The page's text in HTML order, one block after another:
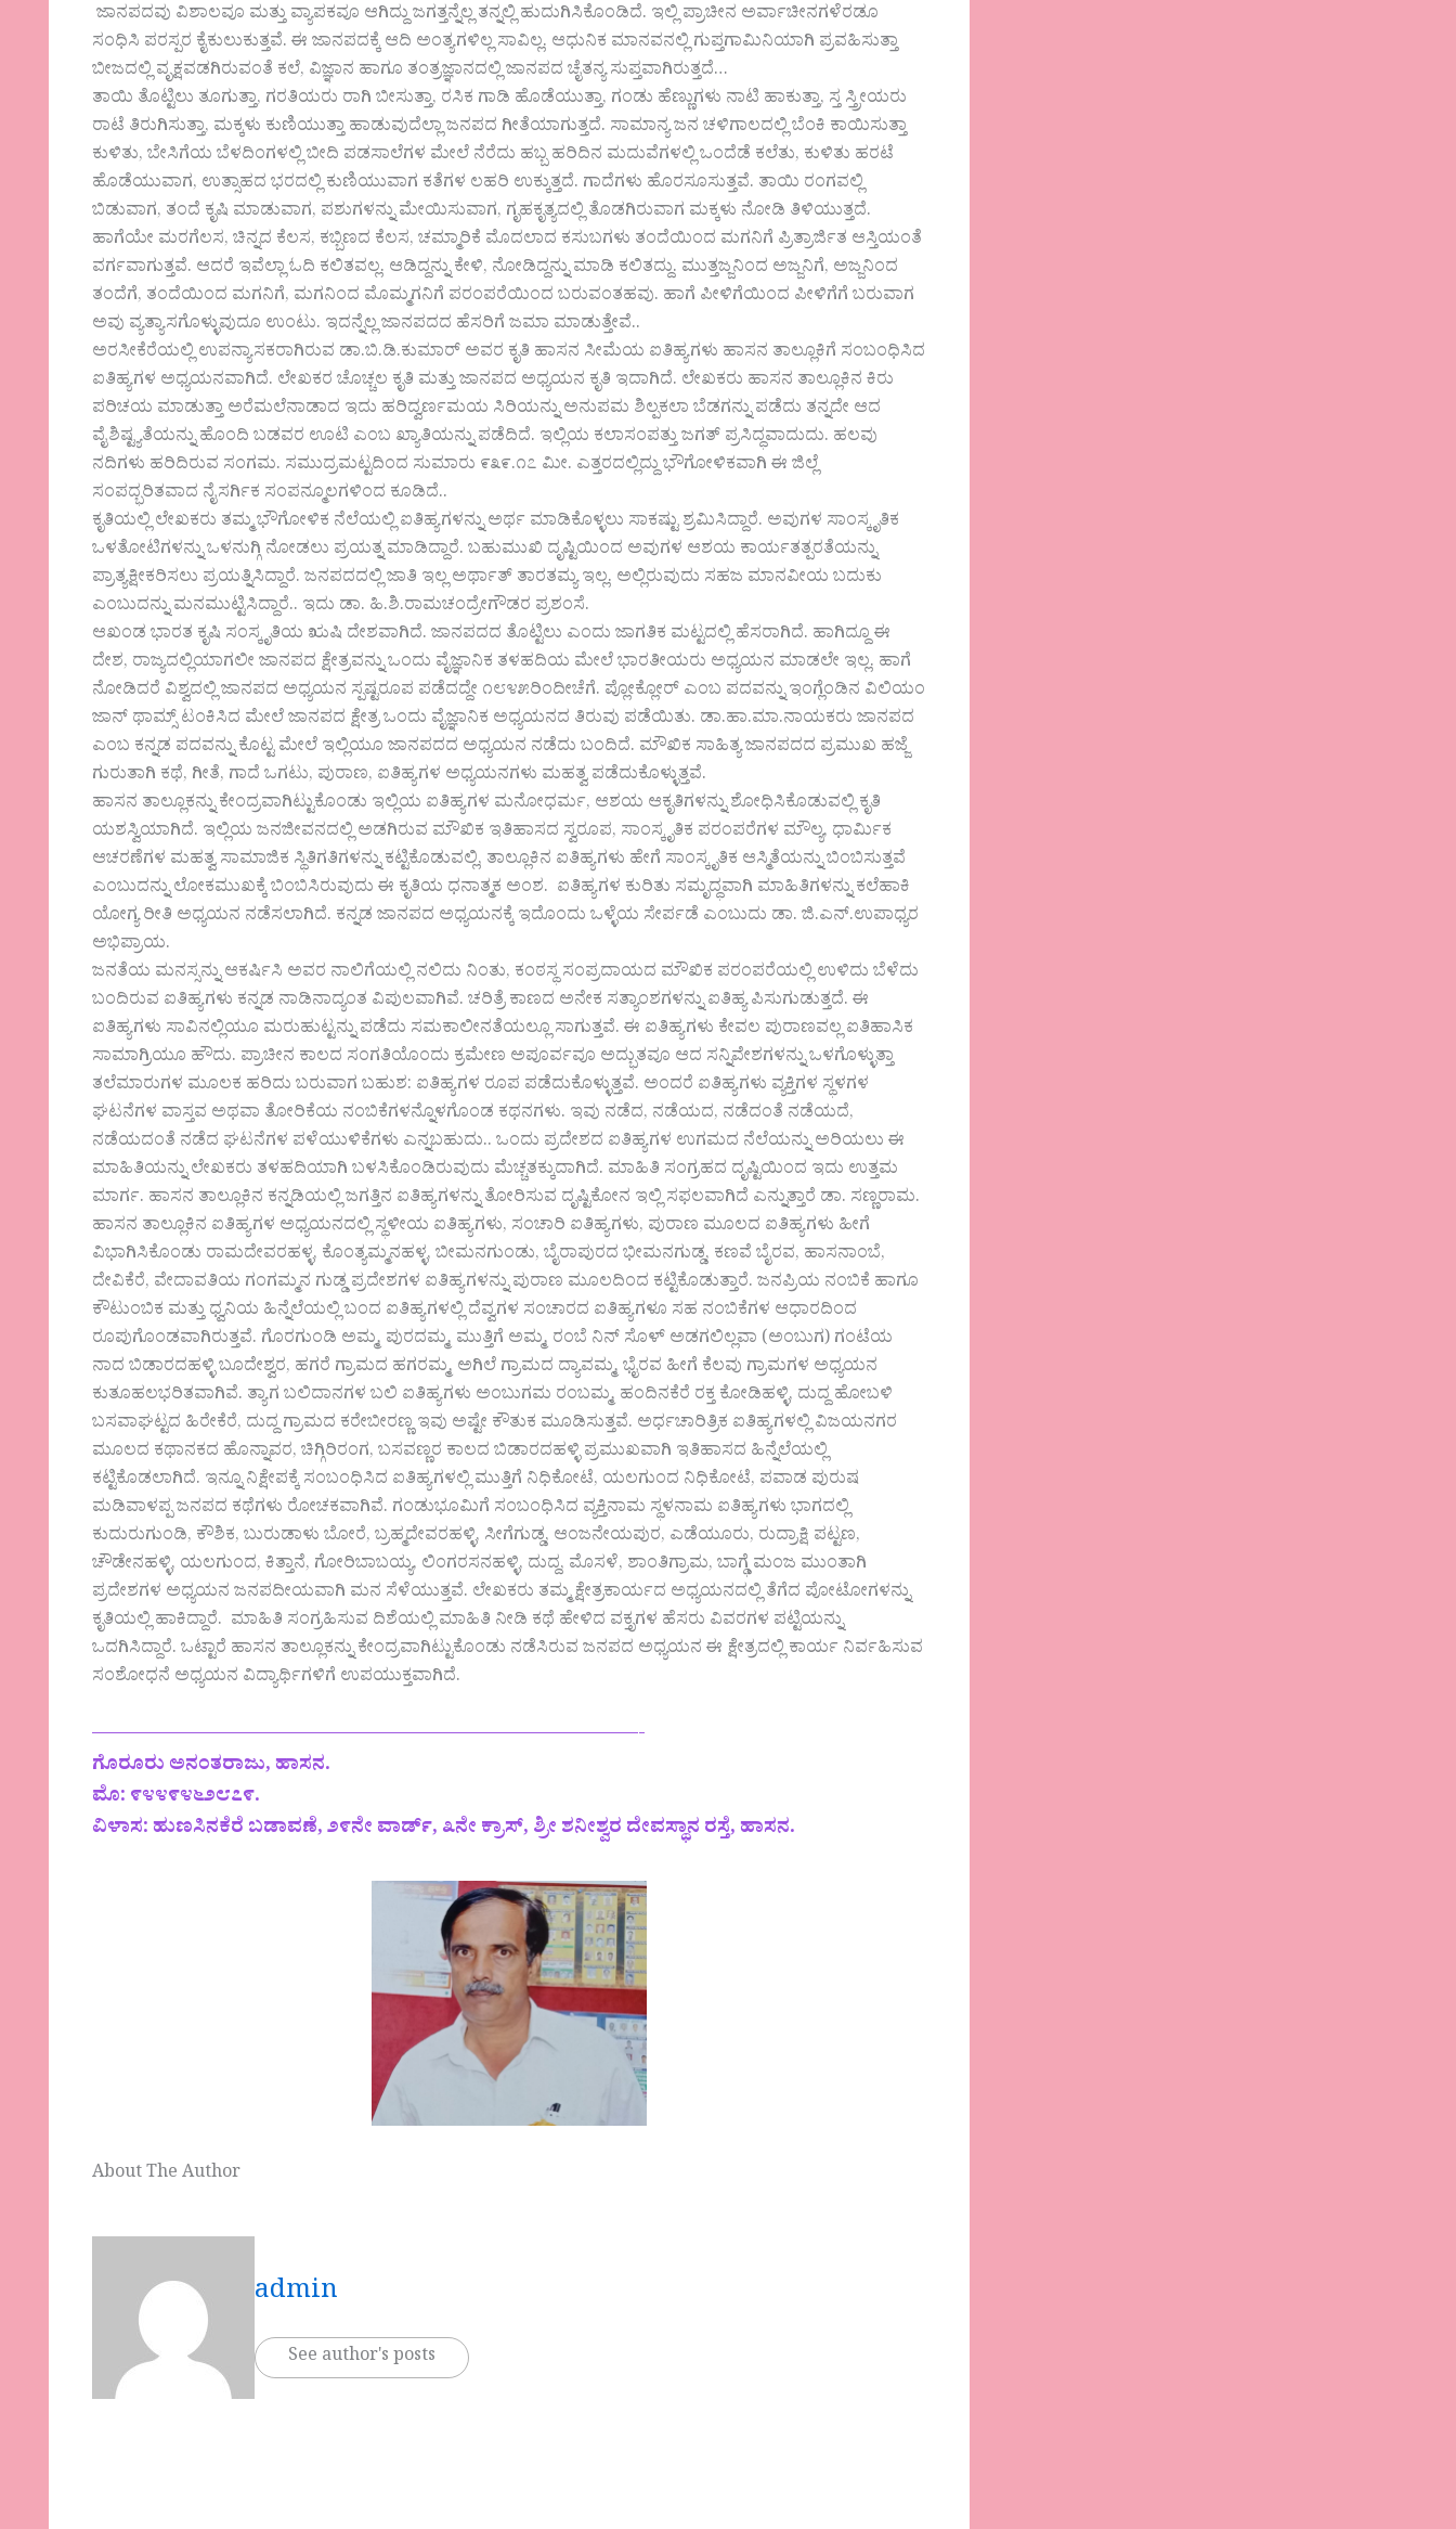
ಜಾನಪದವು ವಿಶಾಲವೂ ಮತ್ತು ವ್ಯಾಪಕವೂ ಆಗಿದ್ದು ಜಗತ್ತನ್ನೆಲ್ಲ ತನ್ನಲ್ಲಿ ಹುದುಗಿಸಿಕೊಂಡಿದೆ. ಇಲ್ಲಿ ಪ್ರಾಚೀನ ಅರ್ವಾಚೀನಗಳೆರಡೂ
ಸಂಧಿಸಿ ಪರಸ್ಪರ ಕೈಕುಲುಕುತ್ತವೆ. ಈ ಜಾನಪದಕ್ಕೆ ಆದಿ ಅಂತ್ಯಗಳಿಲ್ಲ ಸಾವಿಲ್ಲ. ಆಧುನಿಕ ಮಾನವನಲ್ಲಿ ಗುಪ್ತಗಾಮಿನಿಯಾಗಿ ಪ್ರವಹಿಸುತ್ತಾ
ಬೀಜದಲ್ಲಿ ವೃಕ್ಷವಡಗಿರುವಂತೆ ಕಲೆ, ವಿಜ್ಞಾನ ಹಾಗೂ ತಂತ್ರಜ್ಞಾನದಲ್ಲಿ ಜಾನಪದ ಚೈತನ್ಯ ಸುಪ್ತವಾಗಿರುತ್ತದೆ…
ತಾಯಿ ತೊಟ್ಟಿಲು ತೂಗುತ್ತಾ, ಗರತಿಯರು ರಾಗಿ ಬೀಸುತ್ತಾ, ರಸಿಕ ಗಾಡಿ ಹೊಡೆಯುತ್ತಾ, ಗಂಡು ಹೆಣ್ಣುಗಳು ನಾಟಿ ಹಾಕುತ್ತಾ, ಸ್ತ ಸ್ತ್ರೀಯರು
ರಾಟೆ ತಿರುಗಿಸುತ್ತಾ, ಮಕ್ಕಳು ಕುಣಿಯುತ್ತಾ ಹಾಡುವುದೆಲ್ಲಾ ಜನಪದ ಗೀತೆಯಾಗುತ್ತದೆ. ಸಾಮಾನ್ಯ ಜನ ಚಳಿಗಾಲದಲ್ಲಿ ಬೆಂಕಿ ಕಾಯಿಸುತ್ತಾ
ಕುಳಿತು, ಬೇಸಿಗೆಯ ಬೆಳದಿಂಗಳಲ್ಲಿ ಬೀದಿ ಪಡಸಾಲೆಗಳ ಮೇಲೆ ನೆರೆದು ಹಬ್ಬ ಹರಿದಿನ ಮದುವೆಗಳಲ್ಲಿ ಒಂದೆಡೆ ಕಲೆತು, ಕುಳಿತು ಹರಟೆ
ಹೊಡೆಯುವಾಗ, ಉತ್ಸಾಹದ ಭರದಲ್ಲಿ ಕುಣಿಯುವಾಗ ಕತೆಗಳ ಲಹರಿ ಉಕ್ಕುತ್ತದೆ. ಗಾದೆಗಳು ಹೊರಸೂಸುತ್ತವೆ. ತಾಯಿ ರಂಗವಲ್ಲಿ
ಬಿಡುವಾಗ, ತಂದೆ ಕೃಷಿ ಮಾಡುವಾಗ, ಪಶುಗಳನ್ನು ಮೇಯಿಸುವಾಗ, ಗೃಹಕೃತ್ಯದಲ್ಲಿ ತೊಡಗಿರುವಾಗ ಮಕ್ಕಳು ನೋಡಿ ತಿಳಿಯುತ್ತದೆ.
ಹಾಗೆಯೇ ಮರಗೆಲಸ, ಚಿನ್ನದ ಕೆಲಸ, ಕಬ್ಬಿಣದ ಕೆಲಸ, ಚಮ್ಮಾರಿಕೆ ಮೊದಲಾದ ಕಸುಬಗಳು ತಂದೆಯಿಂದ ಮಗನಿಗೆ ಪ್ರಿತ್ರಾರ್ಜಿತ ಆಸ್ತಿಯಂತೆ
ವರ್ಗವಾಗುತ್ತವೆ. ಆದರೆ ಇವೆಲ್ಲಾ ಓದಿ ಕಲಿತವಲ್ಲ. ಆಡಿದ್ದನ್ನು ಕೇಳಿ, ನೋಡಿದ್ದನ್ನು ಮಾಡಿ ಕಲಿತದ್ದು. ಮುತ್ತಜ್ಜನಿಂದ ಅಜ್ಜನಿಗೆ, ಅಜ್ಜನಿಂದ
ತಂದೆಗೆ, ತಂದೆಯಿಂದ ಮಗನಿಗೆ, ಮಗನಿಂದ ಮೊಮ್ಮಗನಿಗೆ ಪರಂಪರೆಯಿಂದ ಬರುವಂತಹವು. ಹಾಗೆ ಪೀಳಿಗೆಯಿಂದ ಪೀಳಿಗೆಗೆ ಬರುವಾಗ
ಅವು ವ್ಯತ್ಯಾಸಗೊಳ್ಳುವುದೂ ಉಂಟು. ಇದನ್ನೆಲ್ಲ ಜಾನಪದದ ಹೆಸರಿಗೆ ಜಮಾ ಮಾಡುತ್ತೇವೆ..
ಅರಸೀಕೆರೆಯಲ್ಲಿ ಉಪನ್ಯಾಸಕರಾಗಿರುವ ಡಾ.ಬಿ.ಡಿ.ಕುಮಾರ್ ಅವರ ಕೃತಿ ಹಾಸನ ಸೀಮೆಯ ಐತಿಹ್ಯಗಳು ಹಾಸನ ತಾಲ್ಲೂಕಿಗೆ ಸಂಬಂಧಿಸಿದ
ಐತಿಹ್ಯಗಳ ಅಧ್ಯಯನವಾಗಿದೆ. ಲೇಖಕರ ಚೊಚ್ಚಲ ಕೃತಿ ಮತ್ತು ಜಾನಪದ ಅಧ್ಯಯನ ಕೃತಿ ಇದಾಗಿದೆ. ಲೇಖಕರು ಹಾಸನ ತಾಲ್ಲೂಕಿನ ಕಿರು
ಪರಿಚಯ ಮಾಡುತ್ತಾ ಅರೆಮಲೆನಾಡಾದ ಇದು ಹರಿದ್ವರ್ಣಮಯ ಸಿರಿಯನ್ನು ಅನುಪಮ ಶಿಲ್ಪಕಲಾ ಬೆಡಗನ್ನು ಪಡೆದು ತನ್ನದೇ ಆದ
ವೈಶಿಷ್ಟ್ಯತೆಯನ್ನು ಹೊಂದಿ ಬಡವರ ಊಟಿ ಎಂಬ ಖ್ಯಾತಿಯನ್ನು ಪಡೆದಿದೆ. ಇಲ್ಲಿಯ ಕಲಾಸಂಪತ್ತು ಜಗತ್ ಪ್ರಸಿದ್ಧವಾದುದು. ಹಲವು
ನದಿಗಳು ಹರಿದಿರುವ ಸಂಗಮ. ಸಮುದ್ರಮಟ್ಟದಿಂದ ಸುಮಾರು ೯೩೯.೧೭ ಮೀ. ಎತ್ತರದಲ್ಲಿದ್ದು ಭೌಗೋಳಿಕವಾಗಿ ಈ ಜಿಲ್ಲೆ
ಸಂಪದ್ಭರಿತವಾದ ನೈಸರ್ಗಿಕ ಸಂಪನ್ಮೂಲಗಳಿಂದ ಕೂಡಿದೆ..
ಕೃತಿಯಲ್ಲಿ ಲೇಖಕರು ತಮ್ಮ ಭೌಗೋಳಿಕ ನೆಲೆಯಲ್ಲಿ ಐತಿಹ್ಯಗಳನ್ನು ಅರ್ಥ ಮಾಡಿಕೊಳ್ಳಲು ಸಾಕಷ್ಟು ಶ್ರಮಿಸಿದ್ದಾರೆ. ಅವುಗಳ ಸಾಂಸ್ಕೃತಿಕ
ಒಳತೋಟಿಗಳನ್ನು ಒಳನುಗ್ಗಿ ನೋಡಲು ಪ್ರಯತ್ನ ಮಾಡಿದ್ದಾರೆ. ಬಹುಮುಖಿ ದೃಷ್ಟಿಯಿಂದ ಅವುಗಳ ಆಶಯ ಕಾರ್ಯತತ್ಪರತೆಯನ್ನು
ಪ್ರಾತ್ಯಕ್ಷೀಕರಿಸಲು ಪ್ರಯತ್ನಿಸಿದ್ದಾರೆ. ಜನಪದದಲ್ಲಿ ಜಾತಿ ಇಲ್ಲ ಅರ್ಥಾತ್ ತಾರತಮ್ಯ ಇಲ್ಲ. ಅಲ್ಲಿರುವುದು ಸಹಜ ಮಾನವೀಯ ಬದುಕು
ಎಂಬುದನ್ನು ಮನಮುಟ್ಟಿಸಿದ್ದಾರೆ.. ಇದು ಡಾ. ಹಿ.ಶಿ.ರಾಮಚಂದ್ರೇಗೌಡರ ಪ್ರಶಂಸೆ.
ಆಖಂಡ ಭಾರತ ಕೃಷಿ ಸಂಸ್ಕೃತಿಯ ಋಷಿ ದೇಶವಾಗಿದೆ. ಜಾನಪದದ ತೊಟ್ಟಿಲು ಎಂದು ಜಾಗತಿಕ ಮಟ್ಟದಲ್ಲಿ ಹೆಸರಾಗಿದೆ. ಹಾಗಿದ್ದೂ ಈ
ದೇಶ, ರಾಜ್ಯದಲ್ಲಿಯಾಗಲೀ ಜಾನಪದ ಕ್ಷೇತ್ರವನ್ನು ಒಂದು ವೈಜ್ಞಾನಿಕ ತಳಹದಿಯ ಮೇಲೆ ಭಾರತೀಯರು ಅಧ್ಯಯನ ಮಾಡಲೇ ಇಲ್ಲ. ಹಾಗೆ
ನೋಡಿದರೆ ವಿಶ್ವದಲ್ಲಿ ಜಾನಪದ ಅಧ್ಯಯನ ಸ್ಪಷ್ಟರೂಪ ಪಡೆದದ್ದೇ ೧೮೪೫ರಿಂದೀಚೆಗೆ. ಪ್ಲೋಕ್ಲೋರ್ ಎಂಬ ಪದವನ್ನು ಇಂಗ್ಲೆಂಡಿನ ವಿಲಿಯಂ
ಜಾನ್ ಥಾಮ್ಸ್ ಟಂಕಿಸಿದ ಮೇಲೆ ಜಾನಪದ ಕ್ಷೇತ್ರ ಒಂದು ವೈಜ್ಞಾನಿಕ ಅಧ್ಯಯನದ ತಿರುವು ಪಡೆಯಿತು. ಡಾ.ಹಾ.ಮಾ.ನಾಯಕರು ಜಾನಪದ
ಎಂಬ ಕನ್ನಡ ಪದವನ್ನು ಕೊಟ್ಟ ಮೇಲೆ ಇಲ್ಲಿಯೂ ಜಾನಪದದ ಅಧ್ಯಯನ ನಡೆದು ಬಂದಿದೆ. ಮೌಖಿಕ ಸಾಹಿತ್ಯ ಜಾನಪದದ ಪ್ರಮುಖ ಹಜ್ಜೆ
ಗುರುತಾಗಿ ಕಥೆ, ಗೀತೆ, ಗಾದೆ ಒಗಟು, ಪುರಾಣ, ಐತಿಹ್ಯಗಳ ಅಧ್ಯಯನಗಳು ಮಹತ್ವ ಪಡೆದುಕೊಳ್ಳುತ್ತವೆ.
ಹಾಸನ ತಾಲ್ಲೂಕನ್ನು ಕೇಂದ್ರವಾಗಿಟ್ಟುಕೊಂಡು ಇಲ್ಲಿಯ ಐತಿಹ್ಯಗಳ ಮನೋಧರ್ಮ, ಆಶಯ ಆಕೃತಿಗಳನ್ನು ಶೋಧಿಸಿಕೊಡುವಲ್ಲಿ ಕೃತಿ
ಯಶಸ್ವಿಯಾಗಿದೆ. ಇಲ್ಲಿಯ ಜನಜೀವನದಲ್ಲಿ ಅಡಗಿರುವ ಮೌಖಿಕ ಇತಿಹಾಸದ ಸ್ವರೂಪ, ಸಾಂಸ್ಕೃತಿಕ ಪರಂಪರೆಗಳ ಮೌಲ್ಯ, ಧಾರ್ಮಿಕ
ಆಚರಣೆಗಳ ಮಹತ್ವ ಸಾಮಾಜಿಕ ಸ್ಥಿತಿಗತಿಗಳನ್ನು ಕಟ್ಟಿಕೊಡುವಲ್ಲಿ, ತಾಲ್ಲೂಕಿನ ಐತಿಹ್ಯಗಳು ಹೇಗೆ ಸಾಂಸ್ಕೃತಿಕ ಆಸ್ಮಿತೆಯನ್ನು ಬಿಂಬಿಸುತ್ತವೆ
ಎಂಬುದನ್ನು ಲೋಕಮುಖಕ್ಕೆ ಬಿಂಬಿಸಿರುವುದು ಈ ಕೃತಿಯ ಧನಾತ್ಮಕ ಅಂಶ. ಐತಿಹ್ಯಗಳ ಕುರಿತು ಸಮೃದ್ಧವಾಗಿ ಮಾಹಿತಿಗಳನ್ನು ಕಲೆಹಾಕಿ
ಯೋಗ್ಯ ರೀತಿ ಅಧ್ಯಯನ ನಡೆಸಲಾಗಿದೆ. ಕನ್ನಡ ಜಾನಪದ ಅಧ್ಯಯನಕ್ಕೆ ಇದೊಂದು ಒಳ್ಳೆಯ ಸೇರ್ಪಡೆ ಎಂಬುದು ಡಾ. ಜಿ.ಎನ್.ಉಪಾಧ್ಯರ
ಅಭಿಪ್ರಾಯ.
ಜನತೆಯ ಮನಸ್ಸನ್ನು ಆಕರ್ಷಿಸಿ ಅವರ ನಾಲಿಗೆಯಲ್ಲಿ ನಲಿದು ನಿಂತು, ಕಂಠಸ್ಥ ಸಂಪ್ರದಾಯದ ಮೌಖಿಕ ಪರಂಪರೆಯಲ್ಲಿ ಉಳಿದು ಬೆಳೆದು
ಬಂದಿರುವ ಐತಿಹ್ಯಗಳು ಕನ್ನಡ ನಾಡಿನಾದ್ಯಂತ ವಿಪುಲವಾಗಿವೆ. ಚರಿತ್ರೆ ಕಾಣದ ಅನೇಕ ಸತ್ಯಾಂಶಗಳನ್ನು ಐತಿಹ್ಯ ಪಿಸುಗುಡುತ್ತದೆ. ಈ
ಐತಿಹ್ಯಗಳು ಸಾವಿನಲ್ಲಿಯೂ ಮರುಹುಟ್ಟನ್ನು ಪಡೆದು ಸಮಕಾಲೀನತೆಯಲ್ಲೂ ಸಾಗುತ್ತವೆ. ಈ ಐತಿಹ್ಯಗಳು ಕೇವಲ ಪುರಾಣವಲ್ಲ ಐತಿಹಾಸಿಕ
ಸಾಮಾಗ್ರಿಯೂ ಹೌದು. ಪ್ರಾಚೀನ ಕಾಲದ ಸಂಗತಿಯೊಂದು ಕ್ರಮೇಣ ಅಪೂರ್ವವೂ ಅದ್ಭುತವೂ ಆದ ಸನ್ನಿವೇಶಗಳನ್ನು ಒಳಗೊಳ್ಳುತ್ತಾ
ತಲೆಮಾರುಗಳ ಮೂಲಕ ಹರಿದು ಬರುವಾಗ ಬಹುಶ: ಐತಿಹ್ಯಗಳ ರೂಪ ಪಡೆದುಕೊಳ್ಳುತ್ತವೆ. ಅಂದರೆ ಐತಿಹ್ಯಗಳು ವ್ಯಕ್ತಿಗಳ ಸ್ಥಳಗಳ
ಘಟನೆಗಳ ವಾಸ್ತವ ಅಥವಾ ತೋರಿಕೆಯ ನಂಬಿಕೆಗಳನ್ನೊಳಗೊಂಡ ಕಥನಗಳು. ಇವು ನಡೆದ, ನಡೆಯದ, ನಡೆದಂತೆ ನಡೆಯದೆ,
ನಡೆಯದಂತೆ ನಡೆದ ಘಟನೆಗಳ ಪಳೆಯುಳಿಕೆಗಳು ಎನ್ನಬಹುದು.. ಒಂದು ಪ್ರದೇಶದ ಐತಿಹ್ಯಗಳ ಉಗಮದ ನೆಲೆಯನ್ನು ಅರಿಯಲು ಈ
ಮಾಹಿತಿಯನ್ನು ಲೇಖಕರು ತಳಹದಿಯಾಗಿ ಬಳಸಿಕೊಂಡಿರುವುದು ಮೆಚ್ಚತಕ್ಕುದಾಗಿದೆ. ಮಾಹಿತಿ ಸಂಗ್ರಹದ ದೃಷ್ಟಿಯಿಂದ ಇದು ಉತ್ತಮ
ಮಾರ್ಗ. ಹಾಸನ ತಾಲ್ಲೂಕಿನ ಕನ್ನಡಿಯಲ್ಲಿ ಜಗತ್ತಿನ ಐತಿಹ್ಯಗಳನ್ನು ತೋರಿಸುವ ದೃಷ್ಟಿಕೋನ ಇಲ್ಲಿ ಸಫಲವಾಗಿದೆ ಎನ್ನುತ್ತಾರೆ ಡಾ. ಸಣ್ಣರಾಮ.
ಹಾಸನ ತಾಲ್ಲೂಕಿನ ಐತಿಹ್ಯಗಳ ಅಧ್ಯಯನದಲ್ಲಿ ಸ್ಥಳೀಯ ಐತಿಹ್ಯಗಳು, ಸಂಚಾರಿ ಐತಿಹ್ಯಗಳು, ಪುರಾಣ ಮೂಲದ ಐತಿಹ್ಯಗಳು ಹೀಗೆ
ವಿಭಾಗಿಸಿಕೊಂಡು ರಾಮದೇವರಹಳ್ಳ, ಕೊಂತ್ಯಮ್ಮನಹಳ್ಳ, ಬೀಮನಗುಂಡು, ಬೈರಾಪುರದ ಭೀಮನಗುಡ್ಡ, ಕಣವೆ ಬೈರವ, ಹಾಸನಾಂಬೆ,
ದೇವಿಕೆರೆ, ವೇದಾವತಿಯ ಗಂಗಮ್ಮನ ಗುಡ್ಡ ಪ್ರದೇಶಗಳ ಐತಿಹ್ಯಗಳನ್ನು ಪುರಾಣ ಮೂಲದಿಂದ ಕಟ್ಟಿಕೊಡುತ್ತಾರೆ. ಜನಪ್ರಿಯ ನಂಬಿಕೆ ಹಾಗೂ
ಕೌಟುಂಬಿಕ ಮತ್ತು ಧ್ವನಿಯ ಹಿನ್ನೆಲೆಯಲ್ಲಿ ಬಂದ ಐತಿಹ್ಯಗಳಲ್ಲಿ ದೆವ್ವಗಳ ಸಂಚಾರದ ಐತಿಹ್ಯಗಳೂ ಸಹ ನಂಬಿಕೆಗಳ ಆಧಾರದಿಂದ
ರೂಪುಗೊಂಡವಾಗಿರುತ್ತವೆ. ಗೊರಗುಂಡಿ ಅಮ್ಮ, ಪುರದಮ್ಮ, ಮುತ್ತಿಗೆ ಅಮ್ಮ, ರಂಬೆ ನಿನ್ ಸೊಳ್ ಅಡಗಲಿಲ್ಲವಾ (ಅಂಬುಗ) ಗಂಟೆಯ
ನಾದ ಬಿಡಾರದಹಳ್ಳಿ ಬೂದೇಶ್ವರ, ಹಗರೆ ಗ್ರಾಮದ ಹಗರಮ್ಮ, ಅಗಿಲೆ ಗ್ರಾಮದ ದ್ಯಾವಮ್ಮ, ಭೈರವ ಹೀಗೆ ಕೆಲವು ಗ್ರಾಮಗಳ ಅಧ್ಯಯನ
ಕುತೂಹಲಭರಿತವಾಗಿವೆ. ತ್ಯಾಗ ಬಲಿದಾನಗಳ ಬಲಿ ಐತಿಹ್ಯಗಳು ಅಂಬುಗಮ ರಂಬಮ್ಮ, ಹಂದಿನಕೆರೆ ರಕ್ತ ಕೋಡಿಹಳ್ಳಿ, ದುದ್ದ ಹೋಬಳಿ
ಬಸವಾಘಟ್ಟದ ಹಿರೇಕೆರೆ, ದುದ್ದ ಗ್ರಾಮದ ಕರೇಬೀರಣ್ಣ ಇವು ಅಷ್ಟೇ ಕೌತುಕ ಮೂಡಿಸುತ್ತವೆ. ಅರ್ಧಚಾರಿತ್ರಿಕ ಐತಿಹ್ಯಗಳಲ್ಲಿ ವಿಜಯನಗರ
ಮೂಲದ ಕಥಾನಕದ ಹೊನ್ನಾವರ, ಚಿಗ್ಗಿರಿರಂಗ, ಬಸವಣ್ಣರ ಕಾಲದ ಬಿಡಾರದಹಳ್ಳಿ ಪ್ರಮುಖವಾಗಿ ಇತಿಹಾಸದ ಹಿನ್ನೆಲೆಯಲ್ಲಿ
ಕಟ್ಟಿಕೊಡಲಾಗಿದೆ. ಇನ್ನೂ ನಿಕ್ಷೇಪಕ್ಕೆ ಸಂಬಂಧಿಸಿದ ಐತಿಹ್ಯಗಳಲ್ಲಿ ಮುತ್ತಿಗೆ ನಿಧಿಕೋಟೆ, ಯಲಗುಂದ ನಿಧಿಕೋಟೆ, ಪವಾಡ ಪುರುಷ
ಮಡಿವಾಳಪ್ಪ ಜನಪದ ಕಥೆಗಳು ರೋಚಕವಾಗಿವೆ. ಗಂಡುಭೂಮಿಗೆ ಸಂಬಂಧಿಸಿದ ವ್ಯಕ್ತಿನಾಮ ಸ್ಥಳನಾಮ ಐತಿಹ್ಯಗಳು ಭಾಗದಲ್ಲಿ
ಕುದುರುಗುಂಡಿ, ಕೌಶಿಕ, ಬುರುಡಾಳು ಬೋರೆ, ಬ್ರಹ್ಮದೇವರಹಳ್ಳಿ, ಸೀಗೆಗುಡ್ಡ, ಆಂಜನೇಯಪುರ, ಎಡೆಯೂರು, ರುದ್ರಾಕ್ಷಿ ಪಟ್ಟಣ,
ಚೌಡೇನಹಳ್ಳಿ, ಯಲಗುಂದ, ಕಿತ್ತಾನೆ, ಗೋರಿಬಾಬಯ್ಯ, ಲಿಂಗರಸನಹಳ್ಳಿ, ದುದ್ದ, ಮೊಸಳೆ, ಶಾಂತಿಗ್ರಾಮ, ಬಾಗ್ಢೆ ಮಂಜ ಮುಂತಾಗಿ
ಪ್ರದೇಶಗಳ ಅಧ್ಯಯನ ಜನಪದೀಯವಾಗಿ ಮನ ಸೆಳೆಯುತ್ತವೆ. ಲೇಖಕರು ತಮ್ಮ ಕ್ಷೇತ್ರಕಾರ್ಯದ ಅಧ್ಯಯನದಲ್ಲಿ ತೆಗೆದ ಪೋಟೋಗಳನ್ನು
ಕೃತಿಯಲ್ಲಿ ಹಾಕಿದ್ದಾರೆ. ಮಾಹಿತಿ ಸಂಗ್ರಹಿಸುವ ದಿಶೆಯಲ್ಲಿ ಮಾಹಿತಿ ನೀಡಿ ಕಥೆ ಹೇಳಿದ ವಕ್ತೃಗಳ ಹೆಸರು ವಿವರಗಳ ಪಟ್ಟಿಯನ್ನು
ಒದಗಿಸಿದ್ದಾರೆ. ಒಟ್ಟಾರೆ ಹಾಸನ ತಾಲ್ಲೂಕನ್ನು ಕೇಂದ್ರವಾಗಿಟ್ಟುಕೊಂಡು ನಡೆಸಿರುವ ಜನಪದ ಅಧ್ಯಯನ ಈ ಕ್ಷೇತ್ರದಲ್ಲಿ ಕಾರ್ಯ ನಿರ್ವಹಿಸುವ
ಸಂಶೋಧನೆ ಅಧ್ಯಯನ ವಿದ್ಯಾರ್ಥಿಗಳಿಗೆ ಉಪಯುಕ್ತವಾಗಿದೆ.
————————————————————————————-
ಗೊರೂರು ಅನಂತರಾಜು, ಹಾಸನ.
ಮೊ: ೯೪೪೯೪೬೨೮೭೯.
ವಿಳಾಸ: ಹುಣಸಿನಕೆರೆ ಬಡಾವಣೆ, ೨೯ನೇ ವಾರ್ಡ್, ೩ನೇ ಕ್ರಾಸ್, ಶ್ರೀ ಶನೀಶ್ವರ ದೇವಸ್ಥಾನ ರಸ್ತೆ, ಹಾಸನ.
About The Author
admin
See author's posts